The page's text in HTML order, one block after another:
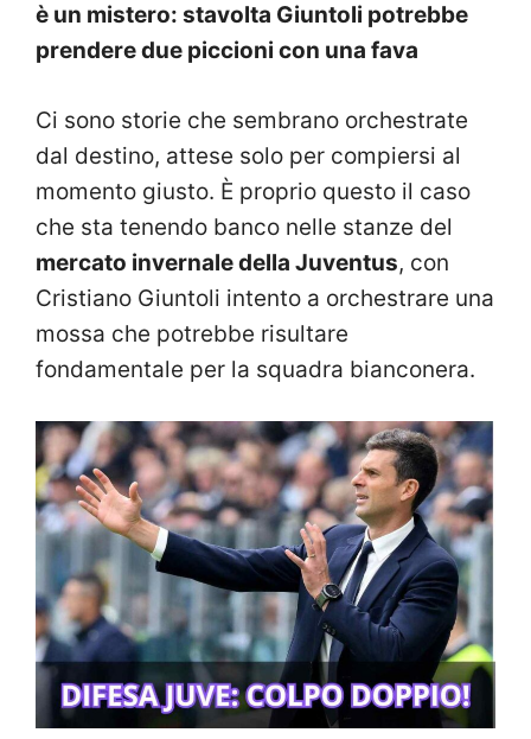
è un mistero: stavolta Giuntoli potrebbe
prendere due piccioni con una fava
Ci sono storie che sembrano orchestrate
dal destino, attese solo per compiersi al
momento giusto. È proprio questo il caso
che sta tenendo banco nelle stanze del
mercato invernale della Juventus, con
Cristiano Giuntoli intento a orchestrare una
mossa che potrebbe risultare
fondamentale per la squadra bianconera.